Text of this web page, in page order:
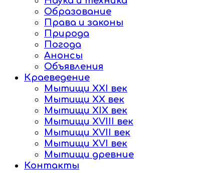
Образование
Права и законы
Природа
Погода
Анонсы
Объявления
Краеведение
Мытищи XXI век
Мытищи XX век
Мытищи XIX век
Мытищи XVIII век
Мытищи XVII век
Мытищи XVI век
Мытищи древние
Контакты